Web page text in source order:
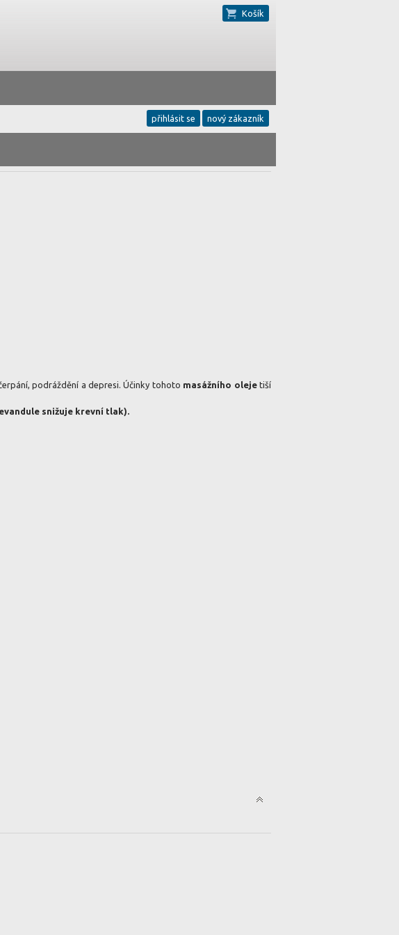
Košík
přihlásit se nový zákazník
podráždění a depresi. Účinky tohoto masážního olejetiší
snižuje krevní tlak).